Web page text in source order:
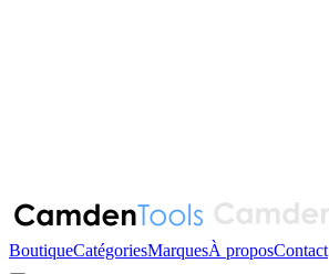
BoutiqueCatégoriesMarquesÀ proposContact